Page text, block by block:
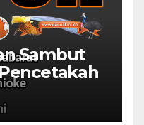
Sambut
di Papua